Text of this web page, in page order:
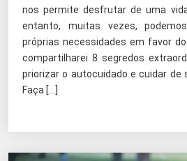
nos permite desfrutar de uma
entanto, muitas vezes,
próprias necessidades em favor
compartilharei 8 segredos
priorizar o autocuidado e cuidar de
Faça […]